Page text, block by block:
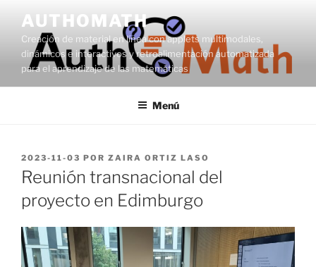
contenido
AUTHOMATH
Creación de material en línea con applets multimodales,
dinámicos e interactivos y retroalimentación automatizada
para el aprendizaje de las matemáticas
Menú
PUBLICADO
EL
2023-11-03 POR ZAIRA ORTIZ LASO
Reunión transnacional del
proyecto en Edimburgo